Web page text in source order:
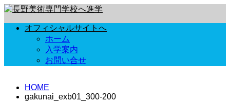
オフィシャルサイトへ
ホーム
入学案内
お問い合せ
HOME
gakunai_exb01_300-200